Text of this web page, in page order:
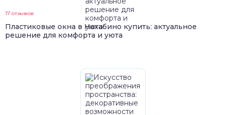
17 отзывов
Пластиковые окна в Нахабино купить: актуальное
решение для комфорта и уюта